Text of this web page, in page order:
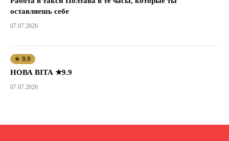
оставляешь себе
07.07.2026
★ 9.9
НОВА ВІТА ★9.9
07.07.2026